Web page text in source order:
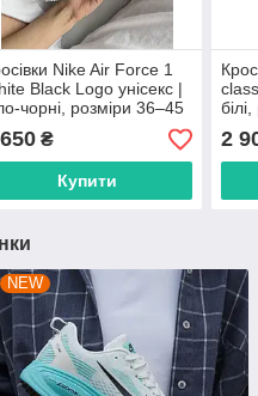
Nike Air Force 1
Black Logo унісекс |
чорні, розміри 36–45
₴
Купити
2
NEW